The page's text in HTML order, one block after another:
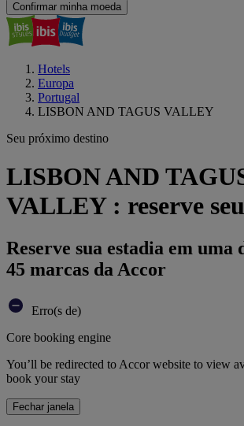
Confirmar minha moeda
Hotels
Europa
Portugal
LISBON AND TAGUS VALLEY
Seu próximo destino
LISBON AND
VALLEY : reserve
Reserve sua estadia em uma
45 marcas da Accor
Erro(s de)
Core booking engine
You’ll be redirected to Accor website to view
book your stay
Fechar janela